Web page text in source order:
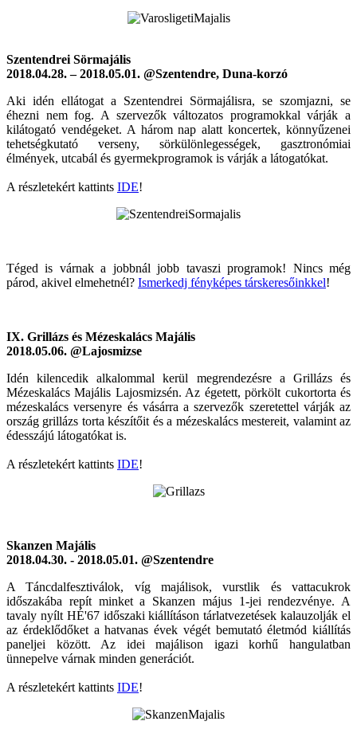
Szentendrei Sörmajális
2018.04.28. – 2018.05.01. @Szentendre, Duna-korzó
Aki idén ellátogat a Szentendrei Sörmajálisra, se szomjazni, se
éhezni nem fog. A szervezők változatos programokkal várják a
kilátogató vendégeket. A három nap alatt koncertek, könnyűzenei
tehetségkutató verseny, sörkülönlegességek, gasztronómiai
élmények, utcabál és gyermekprogramok is várják a látogatókat.
A részletekért kattints IDE!
Téged is várnak a jobbnál jobb tavaszi programok! Nincs még
párod, akivel elmehetnél? Ismerkedj fényképes társkeresőinkkel!
IX. Grillázs és Mézeskalács Majális
2018.05.06. @Lajosmizse
Idén kilencedik alkalommal kerül megrendezésre a Grillázs és
Mézeskalács Majális Lajosmizsén. Az égetett, pörkölt cukortorta és
mézeskalács versenyre és vásárra a szervezők szeretettel várják az
ország grillázs torta készítőit és a mézeskalács mestereit, valamint az
édesszájú látogatókat is.
A részletekért kattints IDE!
Skanzen Majális
2018.04.30. - 2018.05.01. @Szentendre
A Táncdalfesztiválok, víg majálisok, vurstlik és vattacukrok
időszakába repít minket a Skanzen május 1-jei rendezvénye. A
tavaly nyílt HÉ'67 időszaki kiállításon tárlatvezetések kalauzolják el
az érdeklődőket a hatvanas évek végét bemutató életmód kiállítás
paneljei között. Az idei majálison igazi korhű hangulatban
ünnepelve várnak minden generációt.
A részletekért kattints IDE!